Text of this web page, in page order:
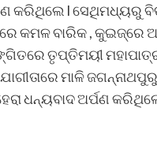
କରିଥିଲେ l ସେଥିମଧ୍ୟରୁ
କମଳ ବାରିକ , କୁଇଜ୍‌ରେ
ତୃପ୍ତିମୟୀ
ମାଳି
ଧନ୍ୟବାଦ ଅର୍ପଣ